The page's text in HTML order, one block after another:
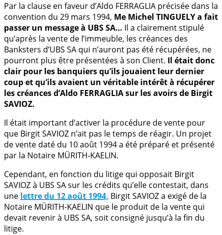
Par la clause en faveur d’Aldo FERRAGLIA précisée dans la
convention du 29 mars 1994, Me Michel TINGUELY a fait
passer un message à UBS SA… Il a clairement stipulé
qu’après la vente de l’immeuble, les créances des
Banksters d’UBS SA qui n’auront pas été récupérées, ne
pourront plus être présentées à son Client. Il était donc
clair pour les banquiers qu’ils jouaient leur dernier
coup et qu’ils avaient un véritable intérêt à récupérer
les créances d’Aldo FERRAGLIA sur les avoirs de Birgit
SAVIOZ.
Il était important d’activer la procédure de vente pour
que Birgit SAVIOZ n’ait pas le temps de réagir. Un projet
de vente daté du 10 août 1994 a été préparé et présenté
par la Notaire MÜRITH-KAELIN.
Cependant, en fonction du litige qui opposait Birgit
SAVIOZ à UBS SA sur les crédits qu’elle contestait, dans
une lettre du 12 août 1994, Birgit SAVIOZ a exigé de la
Notaire MÜRITH-KAELIN que le produit de la vente qui
devait revenir à UBS SA, soit consigné jusqu’à la fin du
litige.